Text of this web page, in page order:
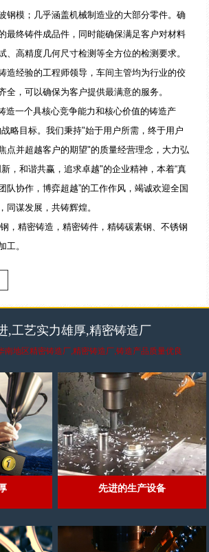
钢模；几乎涵盖机械制造业的大部分零件。确
最终铸件成品件，同时能确保满足客户对材料
、高精度几何尺寸检测等全方位的检测要求。
造经验的工程师领导，车间主管均为行业的佼
全，可以确保为客户提供最满意的服务。
一个具核心竞争能力和核心价值的铸造产
略目标。我们秉持"始于用户所需，终于用户
点并超越客户的期望"的质量经营理念，大力弘
，和谐共赢，追求卓越"的企业精神，本着“真
队协作，博弈超越”的工作作风，竭诚欢迎全国
同谋发展，共铸辉煌。
，精密铸造，精密铸件，精铸碳素钢、不锈钢
工。
,工艺实力雄厚,精密铸造厂
南地区精密铸造厂,精密铸造厂,铸造产品质量优良
先进的生产设备